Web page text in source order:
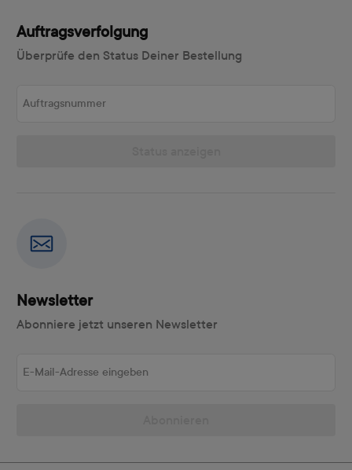
Auftragsverfolgung
Überprüfe den Status Deiner Bestellung
Newsletter
Abonniere jetzt unseren Newsletter